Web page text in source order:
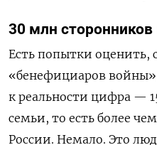
30 млн
Есть попытки оценить,
«бенефициаров
к реальности цифра —
семьи, то есть более
России. Немало. Это